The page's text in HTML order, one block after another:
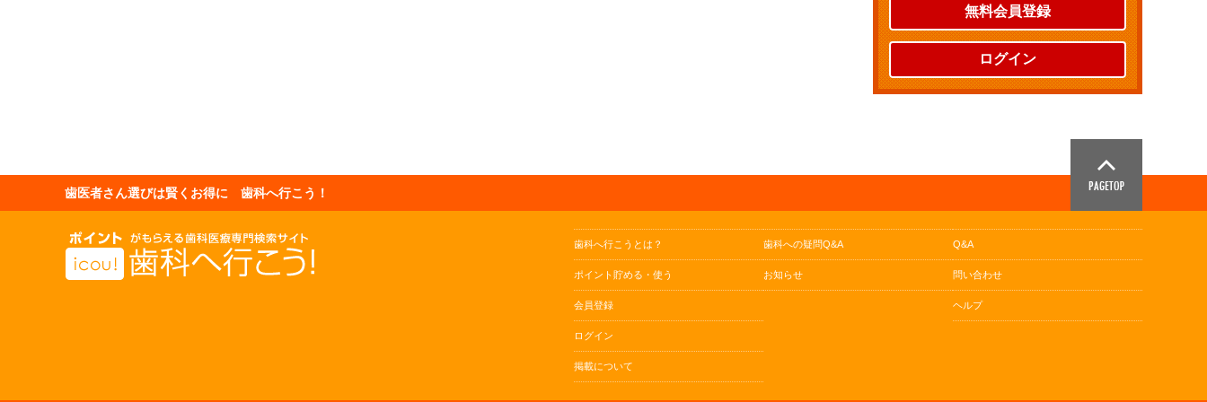
無料会員登録
ログイン
歯医者さん選びは賢くお得に 歯科へ行こう！
歯科へ行こうとは？
ポイント貯める・使う
会員登録
ログイン
掲載について
歯科への疑問Q&A
お知らせ
Q&A
問い合わせ
ヘルプ